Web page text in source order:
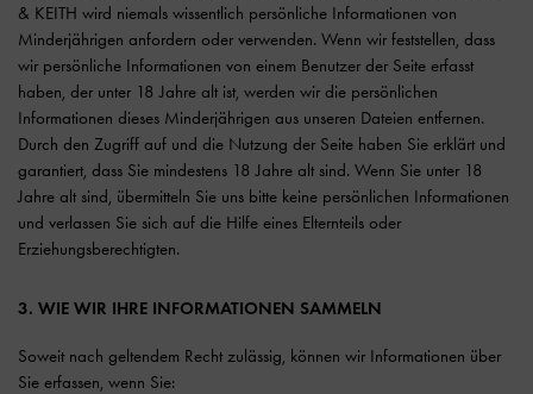
& KEITH wird niemals wissentlich persönliche Informationen von
Minderjährigen anfordern oder verwenden. Wenn wir feststellen, dass
wir persönliche Informationen von einem Benutzer der Seite erfasst
haben, der unter 18 Jahre alt ist, werden wir die persönlichen
Informationen dieses Minderjährigen aus unseren Dateien entfernen.
Durch den Zugriff auf und die Nutzung der Seite haben Sie erklärt und
garantiert, dass Sie mindestens 18 Jahre alt sind. Wenn Sie unter 18
Jahre alt sind, übermitteln Sie uns bitte keine persönlichen Informationen
und verlassen Sie sich auf die Hilfe eines Elternteils oder
Erziehungsberechtigten.
3. WIE WIR IHRE INFORMATIONEN SAMMELN
Soweit nach geltendem Recht zulässig, können wir Informationen über
Sie erfassen, wenn Sie: